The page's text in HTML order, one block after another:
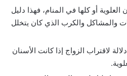
أو كلها في المنام، فهذا دليل
والمشاكل والكرب الذي كان يتخلل
لاقتراب الزواج إذا كانت الأسنان